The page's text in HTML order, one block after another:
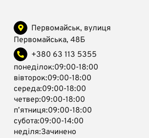
Первомайськ, вулиця
Первомайська, 48Б
+380 63 113 5355
понеділок:09:00-18:00
вівторок:09:00-18:00
середа:09:00-18:00
четвер:09:00-18:00
пʼятниця:09:00-18:00
субота:09:00-14:00
неділя:Зачинено